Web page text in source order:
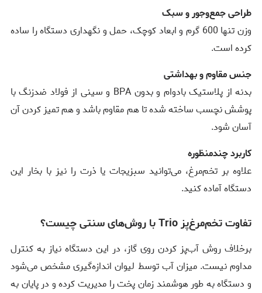
طراحی جمع‌وجور و سبک
وزن تنها 600 گرم و ابعاد کوچک، حمل و نگهداری دستگاه را ساده
کرده است.
جنس مقاوم و بهداشتی
بدنه از پلاستیک بادوام و بدون BPA و سینی از فولاد ضدزنگ با
پوشش نچسب ساخته شده تا هم مقاوم باشد و هم تمیز کردن آن
آسان شود.
کاربرد چندمنظوره
علاوه بر تخم‌مرغ، می‌توانید سبزیجات یا ذرت را نیز با بخار این
دستگاه آماده کنید.
تفاوت تخم‌مرغ‌پز Trio با روش‌های سنتی چیست؟
برخلاف روش آب‌پز کردن روی گاز، در این دستگاه نیاز به کنترل
مداوم نیست. میزان آب توسط لیوان اندازه‌گیری مشخص می‌شود
و دستگاه به طور هوشمند زمان پخت را مدیریت کرده و در پایان به